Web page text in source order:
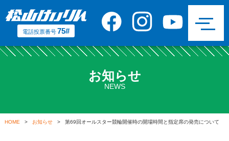
電話投票番号 75#
お知らせ
NEWS
HOME > お知らせ> 第69回オールスター競輪開催時の開場時間と指定席の発売について